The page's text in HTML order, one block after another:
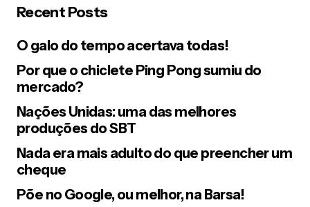
Your Message*
E-mail*
Salvar meus dados neste navegador para a próxima vez que
eu comentar.
Recent Posts
O galo do tempo acertava todas!
Por que o chiclete Ping Pong sumiu do
mercado?
Nações Unidas: uma das melhores
produções do SBT
Nada era mais adulto do que preencher um
cheque
Põe no Google, ou melhor, na Barsa!